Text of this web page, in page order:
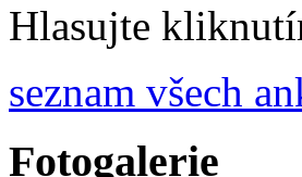
Hlasujte
seznam všech
Fotogalerie